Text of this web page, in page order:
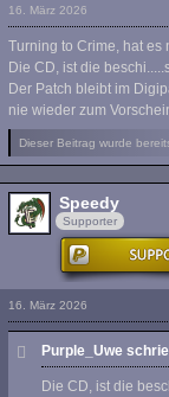
16. März 2026
Turning to Crime, hat es
Die CD, ist die
Der Patch bleibt im
nie wieder zum
Dieser Beitrag wurde
Speedy
Supporter
16. März 2026
Purple_Uwe
Die CD, ist die